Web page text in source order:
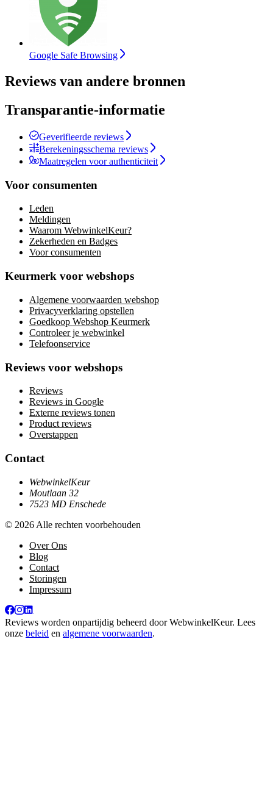
Google Safe Browsing
Reviews van andere bronnen
Transparantie-informatie
Geverifieerde reviews
Berekeningsschema reviews
Maatregelen voor authenticiteit
Voor consumenten
Leden
Meldingen
Waarom WebwinkelKeur?
Zekerheden en Badges
Voor consumenten
Keurmerk voor webshops
Algemene voorwaarden webshop
Privacyverklaring opstellen
Goedkoop Webshop Keurmerk
Controleer je webwinkel
Telefoonservice
Reviews voor webshops
Reviews
Reviews in Google
Externe reviews tonen
Product reviews
Overstappen
Contact
WebwinkelKeur
Moutlaan 32
7523 MD Enschede
© 2026 Alle rechten voorbehouden
Over Ons
Blog
Contact
Storingen
Impressum
Reviews worden onpartijdig beheerd doorWebwinkelKeur. Lees
onze beleid en algemene voorwaarden.